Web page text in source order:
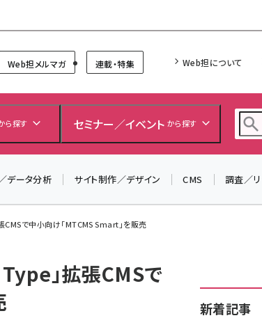
Web担メルマガ 連載・特集 Web担について
ら探す セミナー／イベント から探す
データ分析 サイト制作／デザイン CMS 調査／
CMSで中小向け「MTCMS Smart」を販売
」拡張CMSで
新着記事
ご協力ください ／
年。ご回答者には抽選でプレゼントを
はこちらから▼